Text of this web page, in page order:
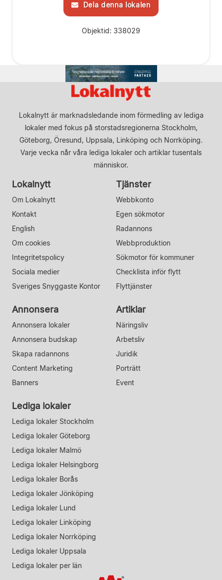
Dela denna lokalen
Objektid: 338029
Lokalnytt är marknadsledande inom förmedling av lediga
lokaler med fokus på storstadsregionerna Stockholm,
Göteborg, Öresund, Uppsala, Linköping och Norrköping.
Varje vecka når våra lediga lokaler och artiklar tusentals
människor.
Lokalnytt
Om Lokalnytt
Kontakt
English
Om cookies
Integritetspolicy
Sociala medier
Sveriges Snyggaste Kontor
Tjänster
Webbkonto
Egen sökmotor
Radannons
Webbproduktion
Sökmotor för kommuner
Checklista inför flytt
Flyttjänster
Annonsera
Annonsera lokaler
Annonsera budskap
Skapa radannons
Content Marketing
Banners
Artiklar
Näringsliv
Arbetsliv
Juridik
Porträtt
Event
Lediga lokaler
Lediga lokaler Stockholm
Lediga lokaler Göteborg
Lediga lokaler Malmö
Lediga lokaler Helsingborg
Lediga lokaler Borås
Lediga lokaler Jönköping
Lediga lokaler Lund
Lediga lokaler Linköping
Lediga lokaler Norrköping
Lediga lokaler Uppsala
Lediga lokaler per län